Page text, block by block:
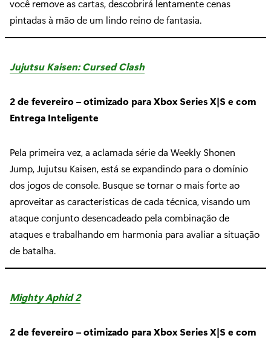
você remove as cartas, descobrirá lentamente cenas
pintadas à mão de um lindo reino de fantasia.
Jujutsu Kaisen: Cursed Clash
2 de fevereiro – otimizado para Xbox Series X|S e com
Entrega Inteligente
Pela primeira vez, a aclamada série da Weekly Shonen
Jump, Jujutsu Kaisen, está se expandindo para o domínio
dos jogos de console. Busque se tornar o mais forte ao
aproveitar as características de cada técnica, visando um
ataque conjunto desencadeado pela combinação de
ataques e trabalhando em harmonia para avaliar a situação
de batalha.
Mighty Aphid 2
2 de fevereiro – otimizado para Xbox Series X|S e com